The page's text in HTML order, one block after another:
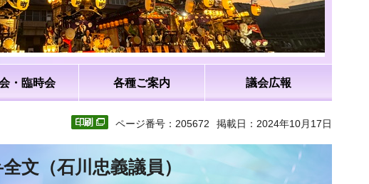
・臨時会 各種ご案内 議会広報
ページ番号：205672 掲載日：2024年10月17日
文（石川忠義議員）